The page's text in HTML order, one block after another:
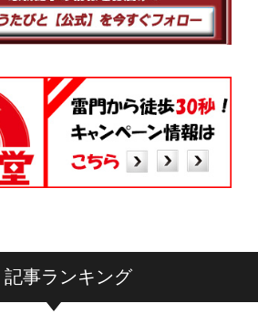
記事ランキング